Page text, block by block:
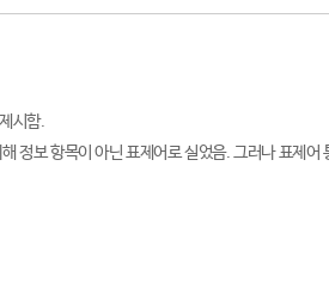
시함.
정보 항목이 아닌 표제어로 실었음. 그러나 표제어